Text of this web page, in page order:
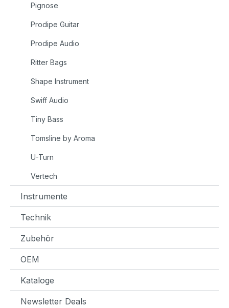
Pignose
Prodipe Guitar
Prodipe Audio
Ritter Bags
Shape Instrument
Swiff Audio
Tiny Bass
Tomsline by Aroma
U-Turn
Vertech
Instrumente
Technik
Zubehör
OEM
Kataloge
Newsletter Deals